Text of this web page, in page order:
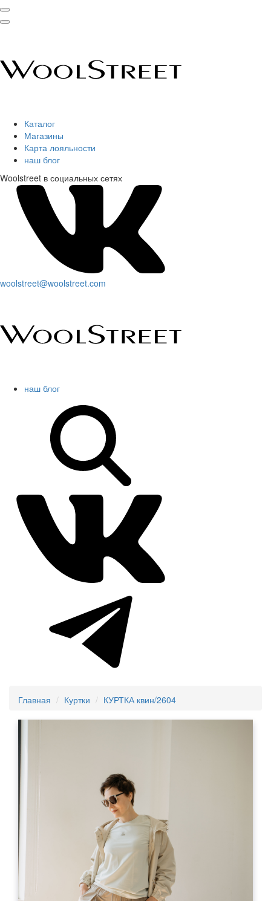
Каталог
Магазины
Карта лояльности
наш блог
Woolstreet в социальных сетях
woolstreet@woolstreet.com
наш блог
Главная Куртки КУРТКА квин/2604